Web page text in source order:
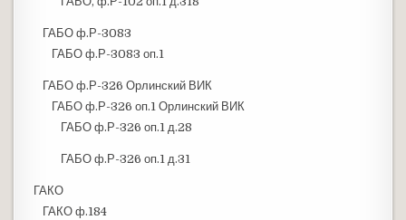
ГАБО ф.Р-3083
ГАБО ф.Р-3083 оп.1
ГАБО ф.Р-326 Орлинский ВИК
ГАБО ф.Р-326 оп.1 Орлинский ВИК
ГАБО ф.Р-326 оп.1 д.28
ГАБО ф.Р-326 оп.1 д.31
ГАКО
ГАКО ф.184